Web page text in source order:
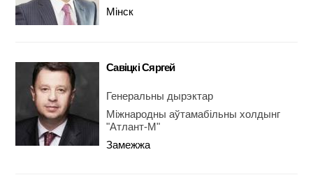
Мінск
Савіцкі Сяргей
Генеральны дырэктар
Міжнародны аўтамабільны холдынг
"Атлант-М"
Замежжа